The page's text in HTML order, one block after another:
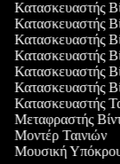
Κατασκευαστής
Κατασκευαστής
Κατασκευαστής
Κατασκευαστής
Κατασκευαστής
Κατασκευαστής
Κατασκευαστής
Μεταφραστής
Μοντέρ Ταινιών
Μουσική